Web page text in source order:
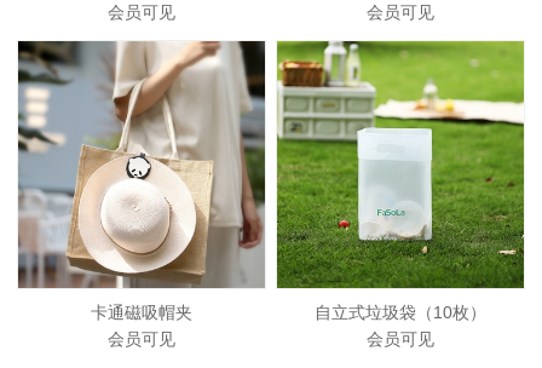
会员可见
会员可见
卡通磁吸帽夹
会员可见
自立式垃圾袋（10枚）
会员可见